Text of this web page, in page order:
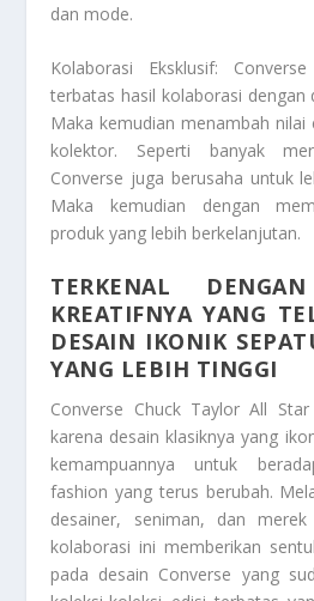
dan mode.
Kolaborasi Eksklusif:
terbatas hasil kolaborasi dengan
Maka kemudian menambah nilai
kolektor. Seperti banyak
Converse juga berusaha untuk
Maka kemudian dengan
produk yang lebih berkelanjutan.
TERKENAL
KREATIFNYA YANG
DESAIN IKONIK
YANG LEBIH TINGGI
Converse Chuck Taylor All
karena desain klasiknya yang
kemampuannya untuk
fashion yang terus berubah.
desainer, seniman, dan
kolaborasi ini memberikan
pada desain Converse yang